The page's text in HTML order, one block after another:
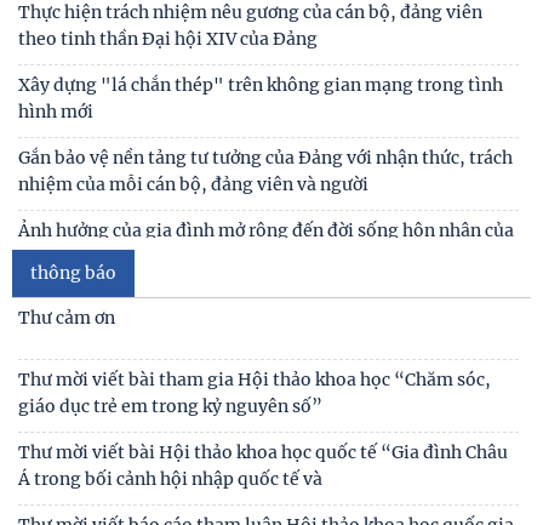
Thực hiện trách nhiệm nêu gương của cán bộ, đảng viên
theo tinh thần Đại hội XIV của Đảng
Xây dựng "lá chắn thép" trên không gian mạng trong tình
hình mới
Gắn bảo vệ nền tảng tư tưởng của Đảng với nhận thức, trách
nhiệm của mỗi cán bộ, đảng viên và người
Ảnh hưởng của gia đình mở rộng đến đời sống hôn nhân của
vợ chồng trẻ ở Việt Nam
Giữ vững lời thề của người cộng sản - Vũ khí tự vệ vững chắc
trong đấu tranh chống chủ nghĩa cá nhân
Tự lực, tự cường - sức mạnh nội sinh trong kỷ nguyên phát
triển mới của dân tộc
Biến đổi chức năng kinh tế và giáo dục trong các gia đình có
người di cư lao động quốc tế
thông báo
Thư cảm ơn
Thư mời viết bài tham gia Hội thảo khoa học “Chăm sóc,
giáo dục trẻ em trong kỷ nguyên số”
Thư mời viết bài Hội thảo khoa học quốc tế “Gia đình Châu
Á trong bối cảnh hội nhập quốc tế và